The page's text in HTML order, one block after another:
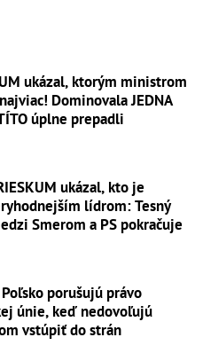
ukázal, ktorým ministrom
Dominovala JEDNA
úplne prepadli
ukázal, kto je
lídrom: Tesný
Smerom a PS pokračuje
Poľsko porušujú právo
únie, keď nedovoľujú
vstúpiť do strán